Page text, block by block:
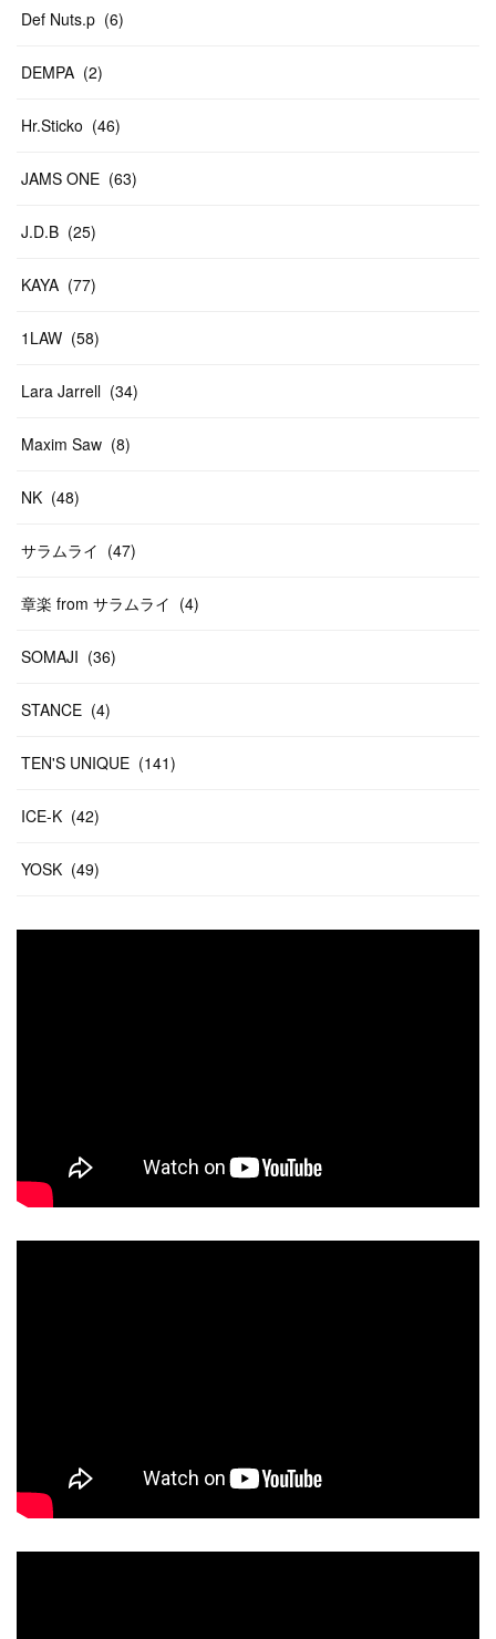
Def Nuts.p (6)
DEMPA (2)
Hr.Sticko (46)
JAMS ONE (63)
J.D.B (25)
KAYA (77)
1LAW (58)
Lara Jarrell (34)
Maxim Saw (8)
NK (48)
サラムライ (47)
章楽 from サラムライ (4)
SOMAJI (36)
STANCE (4)
TEN'S UNIQUE (141)
ICE-K (42)
YOSK (49)